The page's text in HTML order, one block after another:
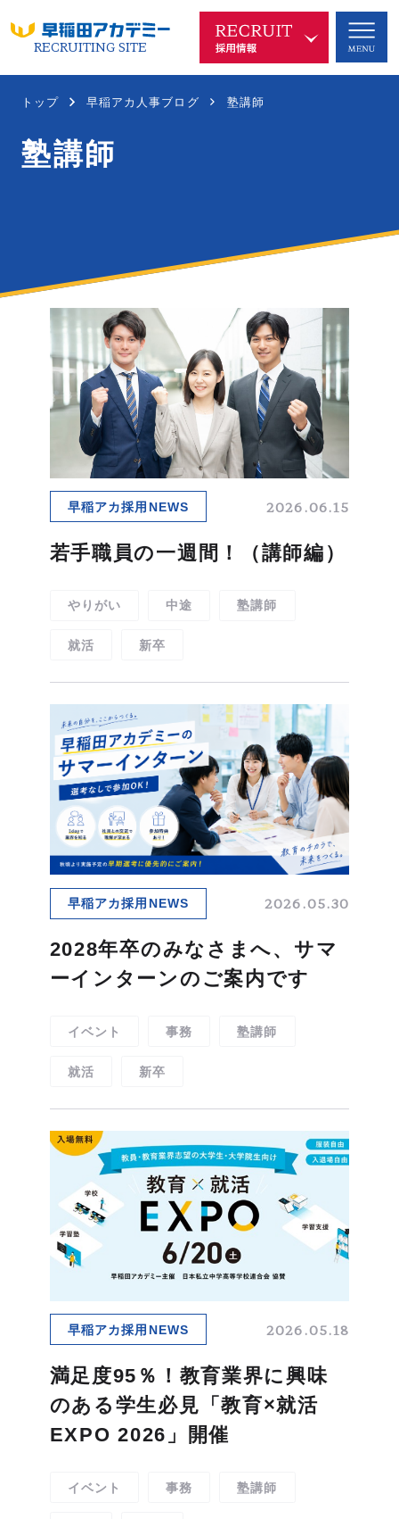
RECRUITING SITE
トップ 早稲アカ人事ブログ 塾講師
塾講師
早稲アカ採用NEWS 2026.06.15
若手職員の一週間！（講師編）
やりがい 中途 塾講師
就活 新卒
早稲アカ採用NEWS 2026.05.30
2028年卒のみなさまへ、サマ
ーインターンのご案内です
イベント 事務 塾講師
就活 新卒
早稲アカ採用NEWS 2026.05.18
満足度95％！教育業界に興味
のある学生必見「教育×就活
EXPO 2026」開催
イベント 事務 塾講師
早稲アカを知る COMPANY
代表メッセージ
会社概要
仕事を知る WORKS
職種紹介 キャリアステップ
研修制度 部署・部門紹介
人を知る
講師
本社スタッフ
校舎事務
本社事務
ムービーギャラリー MOVIE GALLERY
リクルートムービー
2027新卒
会社説明動画
ブランドムービー
インターンシップ
＆キャリア
2027新卒
2028新卒
海外勤務
アルバイト
よくあるご質問
プライバシーポリシー